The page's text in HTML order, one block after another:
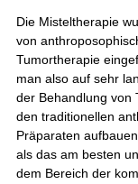
Die Misteltherapie
von
Tumortherapie
man also auf sehr
der Behandlung von
den traditionellen
Präparaten
als das am besten
dem Bereich der